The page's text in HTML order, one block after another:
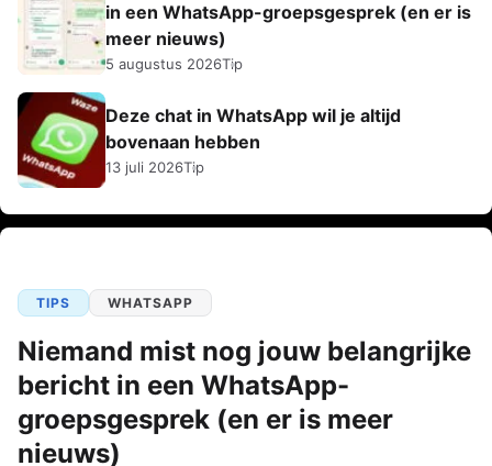
in een WhatsApp-groepsgesprek (en er is
meer nieuws)
5 augustus 2026Tip
Deze chat in WhatsApp wil je altijd
bovenaan hebben
13 juli 2026Tip
TIPS WHATSAPP
Niemand mist nog jouw belangrijke
bericht in een WhatsApp-
groepsgesprek (en er is meer
nieuws)